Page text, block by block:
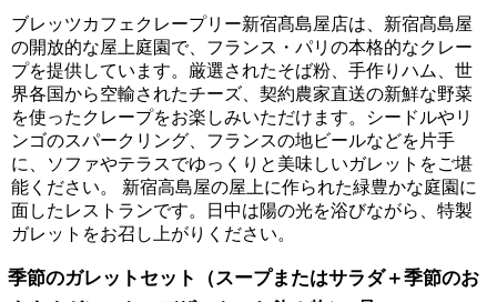
ブレッツカフェクレープリー新宿髙島屋店は、新宿髙島屋
の開放的な屋上庭園で、フランス・パリの本格的なクレー
プを提供しています。厳選されたそば粉、手作りハム、世
界各国から空輸されたチーズ、契約農家直送の新鮮な野菜
を使ったクレープをお楽しみいただけます。シードルやリ
ンゴのスパークリング、フランスの地ビールなどを片手
に、ソファやテラスでゆっくりと美味しいガレットをご堪
能ください。 新宿高島屋の屋上に作られた緑豊かな庭園に
面したレストランです。日中は陽の光を浴びながら、特製
ガレットをお召し上がりください。
季節のガレットセット（スープまたはサラダ＋季節のお